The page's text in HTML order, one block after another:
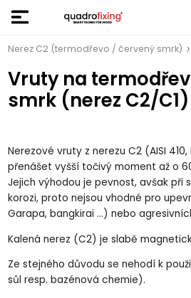
Nerez C2 (termodřevo / červený smrk)
Vruty na
smrk (nerez C2/C1)
Nerezové vruty z nerezu C2 (AISI
přenášet vyšší točivý moment až o
Jejich výhodou je pevnost, avšak při
korozi, proto nejsou vhodné pro
Garapa, bangkirai ...) nebo
Kalená nerez (C2) je slabě
Ze stejného důvodu se nehodí k
sůl resp. bazénová chemie).